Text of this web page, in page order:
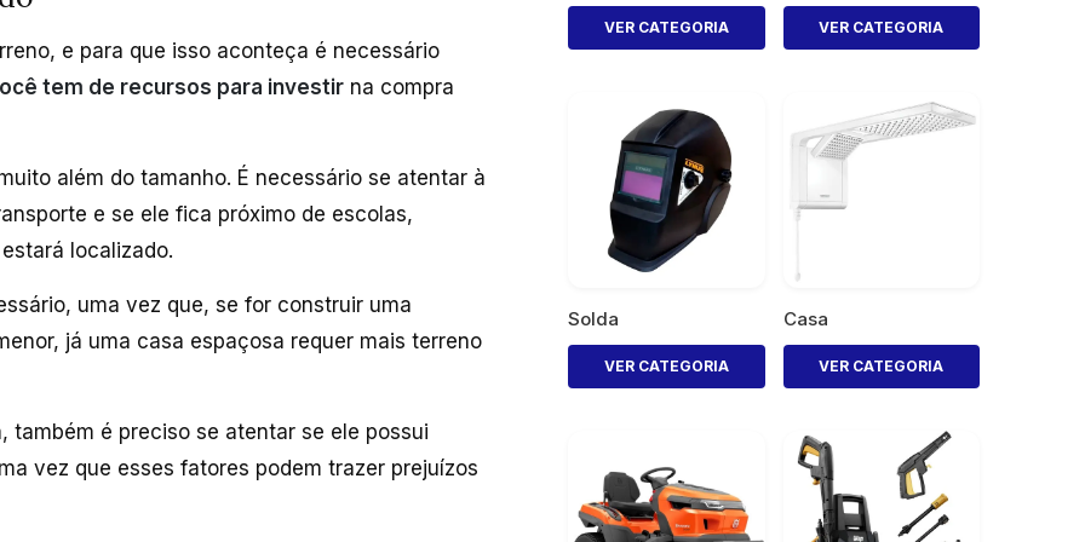
e para que isso aconteça é necessário
tem de recursos para investir na compra
além do tamanho. É necessário se atentar à
e se ele fica próximo de escolas,
localizado.
uma vez que, se for construir uma
já uma casa espaçosa requer mais terreno
também é preciso se atentar se ele possui
vez que esses fatores podem trazer prejuízos
VER CATEGORIA VER CATEGORIA
Solda
VER CATEGORIA
Casa
VER CATEGORIA